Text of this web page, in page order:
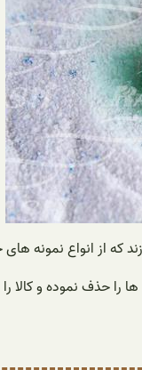
را حذف نموده و